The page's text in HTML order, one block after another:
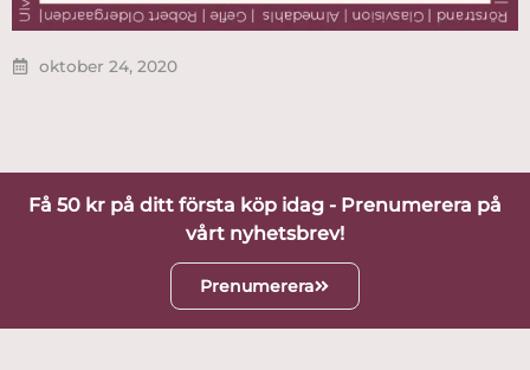
oktober 24, 2020
Få 50 kr på ditt första köp idag - Prenumerera på
vårt nyhetsbrev!
Prenumerera